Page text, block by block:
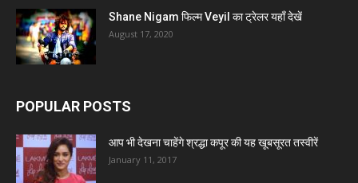
Shane Nigam फिल्म Veyil का ट्रेलर यहाँ देखें
August 17, 2020
POPULAR POSTS
आप भी देखना चाहेंगे श्रद्धा कपूर की यह खूबसूरत तस्वीरें
January 11, 2017